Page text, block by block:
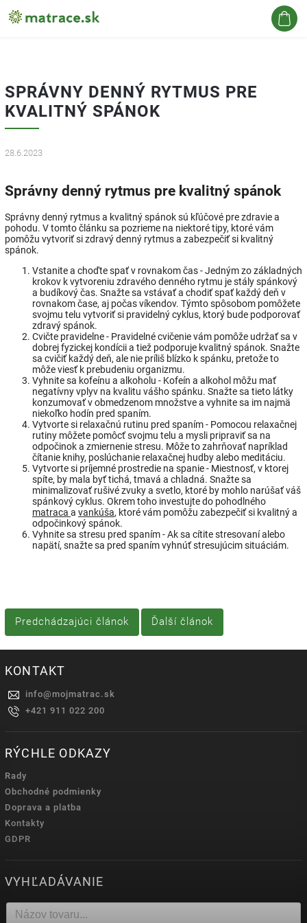
SPRÁVNY DENNÝ RYTMUS PRE
KVALITNÝ SPÁNOK
28.6.2023
Správny denný rytmus pre kvalitný spánok
Správny denný rytmus a kvalitný spánok sú kľúčové pre zdravie a
pohodu. V tomto článku sa pozrieme na niektoré tipy, ktoré vám
pomôžu vytvoriť si zdravý denný rytmus a zabezpečiť si kvalitný
spánok.
Vstanite a choďte spať v rovnakom čas - Jedným zo základných
krokov k vytvoreniu zdravého denného rytmu je stály spánkový
a budíkový čas. Snažte sa vstávať a chodiť spať každý deň v
rovnakom čase, aj počas víkendov. Týmto spôsobom pomôžete
svojmu telu vytvoriť si pravidelný cyklus, ktorý bude podporovať
zdravý spánok.
Cvičte pravidelne - Pravidelné cvičenie vám pomôže udržať sa v
dobrej fyzickej kondícii a tiež podporuje kvalitný spánok. Snažte
sa cvičiť každý deň, ale nie príliš blízko k spánku, pretože to
môže viesť k prebudeniu organizmu.
Vyhnite sa kofeínu a alkoholu - Kofeín a alkohol môžu mať
negatívny vplyv na kvalitu vášho spánku. Snažte sa tieto látky
konzumovať v obmedzenom množstve a vyhnite sa im najmä
niekoľko hodín pred spaním.
Vytvorte si relaxačnú rutinu pred spaním - Pomocou relaxačnej
rutiny môžete pomôcť svojmu telu a mysli pripraviť sa na
odpočinok a zmiernenie stresu. Môže to zahrňovať napríklad
čítanie knihy, poslúchanie relaxačnej hudby alebo meditáciu.
Vytvorte si príjemné prostredie na spanie - Miestnosť, v ktorej
spíte, by mala byť tichá, tmavá a chladná. Snažte sa
minimalizovať rušivé zvuky a svetlo, ktoré by mohlo narúšať váš
spánkový cyklus. Okrem toho investujte do pohodlného
matraca a vankúša, ktoré vám pomôžu zabezpečiť si kvalitný a
odpočinkový spánok.
Vyhnite sa stresu pred spaním - Ak sa cítite stresovaní alebo
napätí, snažte sa pred spaním vyhnúť stresujúcim situáciám.
Predchádzajúci článok Ďalší článok
KONTAKT
info@mojmatrac.sk
+421 911 022 200
RÝCHLE ODKAZY
Rady
Obchodné podmienky
Doprava a platba
Kontakty
GDPR
VYHĽADÁVANIE